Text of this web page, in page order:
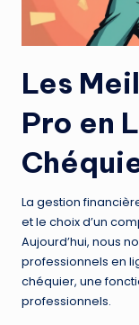
Les
Pro en
La gestion
et le choix d’un
Aujourd’hui, nous
professionnels en
chéquier, une
professionnels.